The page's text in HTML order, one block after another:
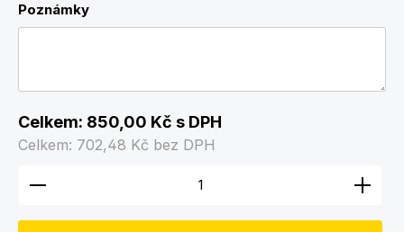
Poznámky
Celkem: 850,00 Kč s DPH
Celkem: 702,48 Kč bez DPH
Množství produktu: Zadejte požadované